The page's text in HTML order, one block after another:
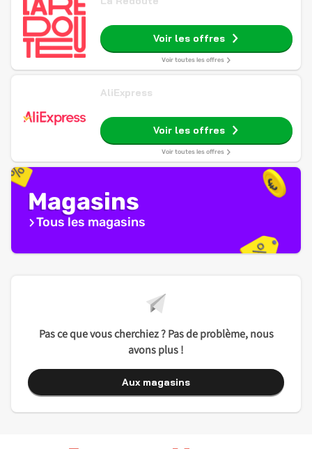
Voir les offres
Voir toutes les offres
AliExpress
Voir les offres
Voir toutes les offres
Magasins
Tous les magasins
Pas ce que vous cherchiez ? Pas de problème, nous
avons plus !
Aux magasins